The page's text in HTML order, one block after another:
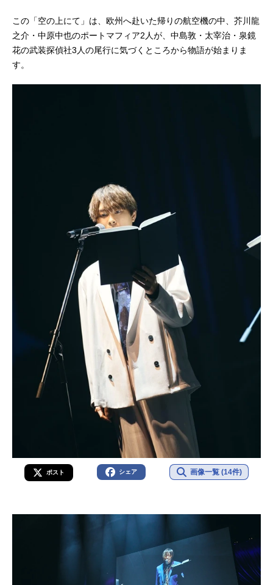
この「空の上にて」は、欧州へ赴いた帰りの航空機の中、芥川龍
之介・中原中也のポートマフィア2人が、中島敦・太宰治・泉鏡
花の武装探偵社3人の尾行に気づくところから物語が始まりま
す。
ポスト シェア 画像一覧 (14件)